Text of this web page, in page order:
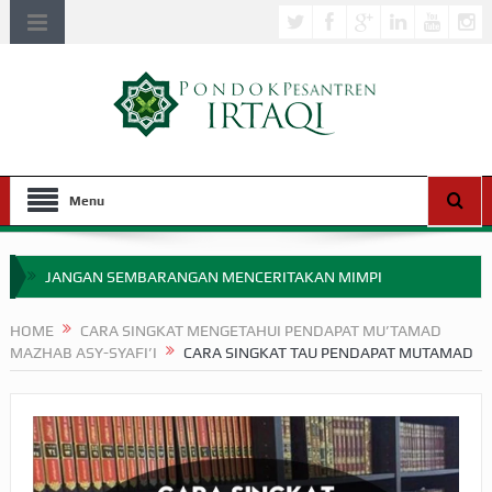
Menu
JANGAN SEMBARANGAN MENCERITAKAN MIMPI
MIMPI YANG DIABAIKAN MENJELANG PERANG BADAR
SEBELUM TIBA SAAT WAJIB?
HAKIKAT NIKMAT DI DUNIA!
HOME
CARA SINGKAT MENGETAHUI PENDAPAT MU’TAMAD
MAZHAB ASY-SYAFI’I
CARA SINGKAT TAU PENDAPAT MUTAMAD